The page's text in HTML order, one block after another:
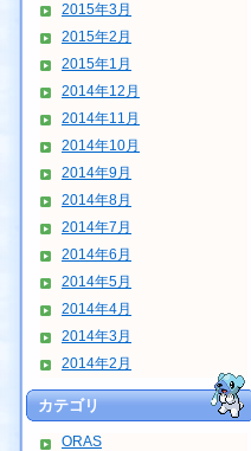
2015年3月
2015年2月
2015年1月
2014年12月
2014年11月
2014年10月
2014年9月
2014年8月
2014年7月
2014年6月
2014年5月
2014年4月
2014年3月
2014年2月
カテゴリ
ORAS